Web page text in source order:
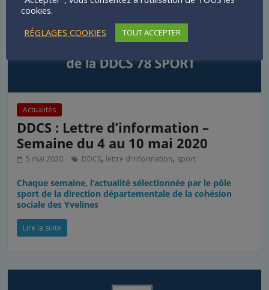
Actualités
DDCS : Lettre d’information –
Semaine du 4 au 10 mai 2020
5 mai 2020 DDCS, lettre d'information, sport
Chaque semaine, l’actualité sélectionnée par le pôle
sport de la direction départementale de la cohésion
sociale des Yvelines
Lire la suite
cookies.
RÉGLAGES COOKIES
TOUT ACCEPTER